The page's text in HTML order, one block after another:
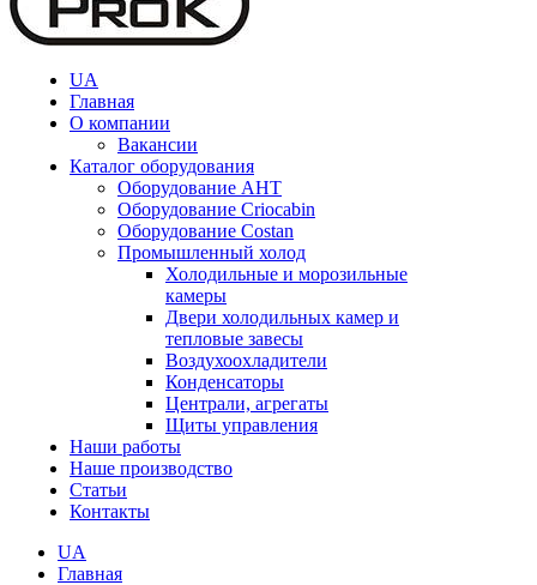
UA
Главная
О компании
Вакансии
Каталог оборудования
Оборудование AHT
Оборудование Criocabin
Оборудование Costan
Промышленный холод
Холодильные и морозильные
камеры
Двери холодильных камер и
тепловые завесы
Воздухоохладители
Конденсаторы
Централи, агрегаты
Щиты управления
Наши работы
Наше производство
Статьи
Контакты
UA
Главная